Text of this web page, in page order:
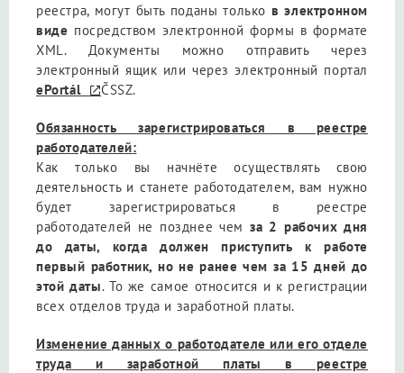
реестра, могут быть поданы только в электронном
виде посредством электронной формы в формате
XML. Документы можно отправить через
электронный ящик или через электронный портал
ePortál
ČSSZ.
Обязанность зарегистрироваться в реестре
работодателей:
Как только вы начнёте осуществлять свою
деятельность и станете работодателем, вам нужно
будет зарегистрироваться в реестре
работодателей не позднее чемза 2 рабочих дня
до даты, когда должен приступить к работе
первый работник, но не ранее чем за 15 дней до
этой даты. То же самое относится и к регистрации
всех отделов труда и заработной платы.
Изменение данных о работодателе или его отделе
труда и заработной платы в реестре